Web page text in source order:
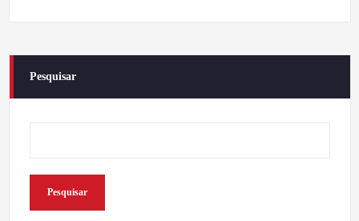
Pesquisar
Pesquisar